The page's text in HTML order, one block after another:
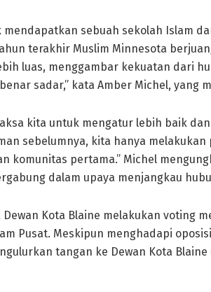
mendapatkan sebuah sekolah Islam
terakhir Muslim Minnesota
luas, menggambar kekuatan dari
sadar,” kata Amber Michel, yang
kita untuk mengatur lebih baik
sebelumnya, kita hanya
komunitas pertama.” Michel
dalam upaya menjangkau
Dewan Kota Blaine melakukan voting
Pusat. Meskipun menghadapi
tangan ke Dewan Kota